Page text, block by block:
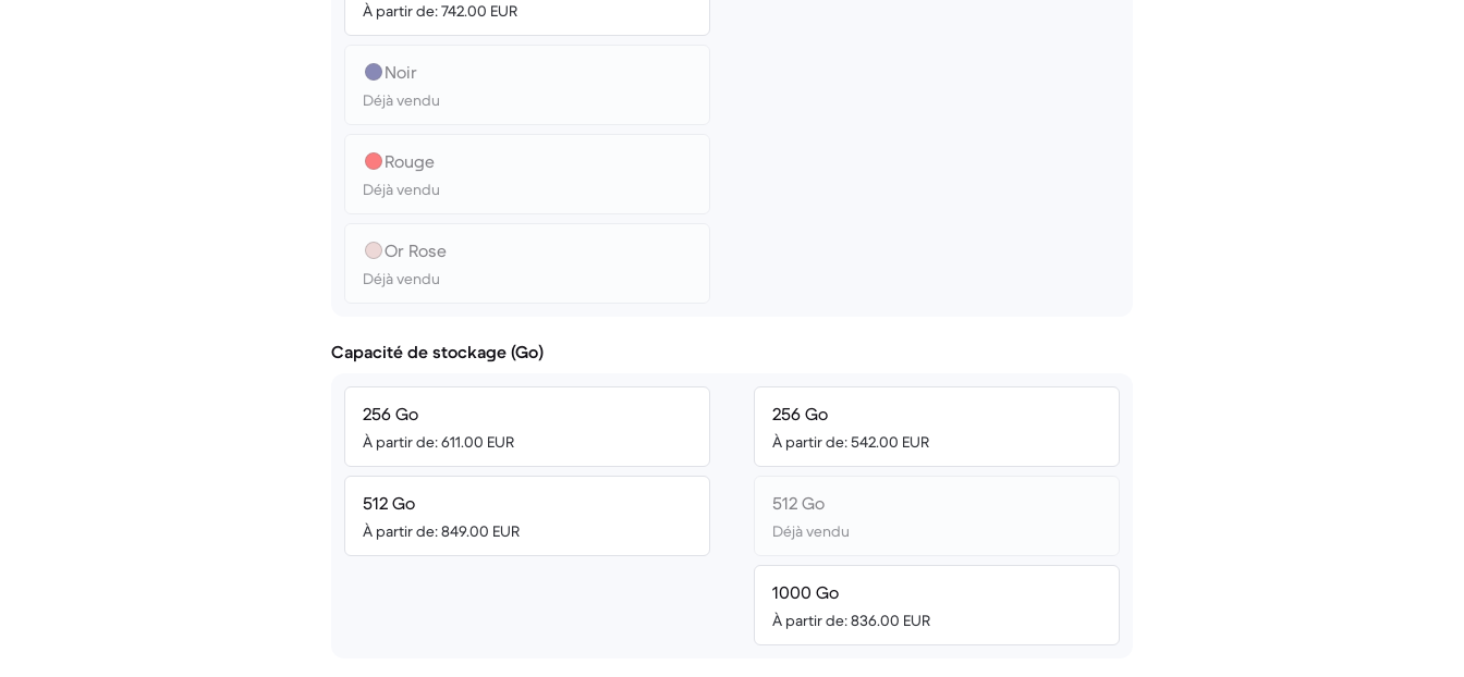
À partir de: 742.00 EUR
Noir
Déjà vendu
Rouge
Déjà vendu
Or Rose
Déjà vendu
Capacité de stockage (Go)
256 Go
À partir de: 611.00 EUR
512 Go
À partir de: 849.00 EUR
256 Go
À partir de: 542.00 EUR
512 Go
Déjà vendu
1000 Go
À partir de: 836.00 EUR